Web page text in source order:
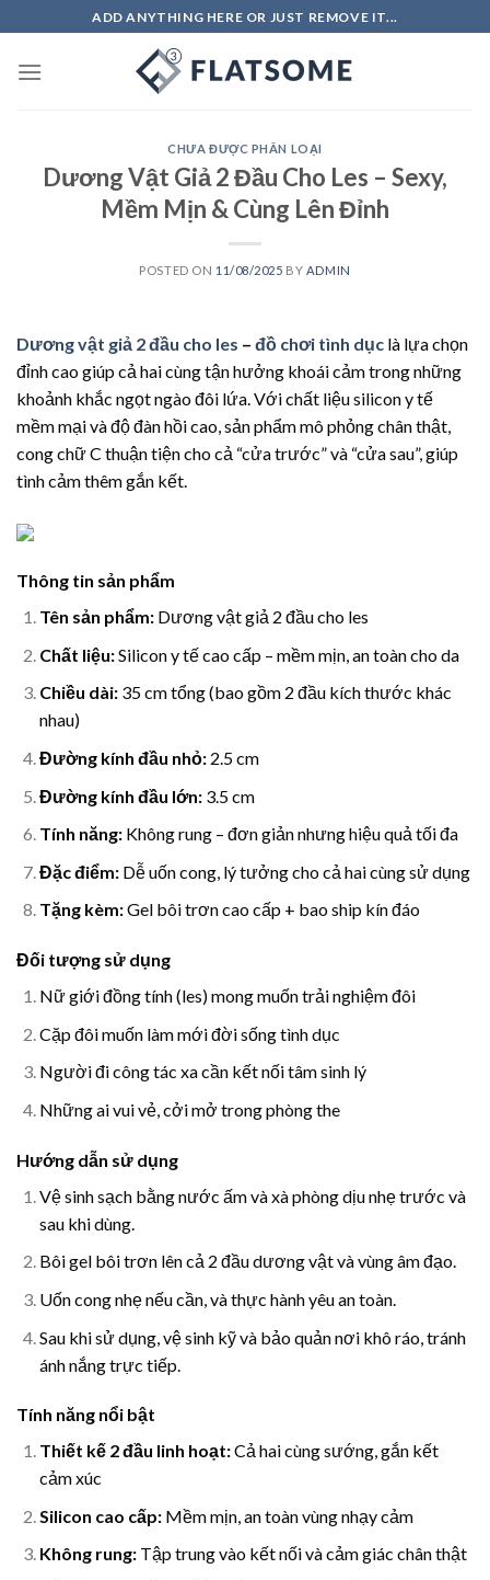
to
content
ADD ANYTHING HERE OR JUST REMOVE IT...
CHƯA ĐƯỢC PHÂN LOẠI
Dương Vật Giả 2 Đầu Cho Les – Sexy,
Mềm Mịn & Cùng Lên Đỉnh
POSTED ON 11/08/2025 BY ADMIN
Dương vật giả 2 đầu cho les – đồ chơi tình dục là lựa chọn
đỉnh cao giúp cả hai cùng tận hưởng khoái cảm trong những
khoảnh khắc ngọt ngào đôi lứa. Với chất liệu silicon y tế
mềm mại và độ đàn hồi cao, sản phẩm mô phỏng chân thật,
cong chữ C thuận tiện cho cả “cửa trước” và “cửa sau”, giúp
tình cảm thêm gắn kết.
Thông tin sản phẩm
Tên sản phẩm:Dương vật giả 2 đầu cho les
Chất liệu:Silicon y tế cao cấp – mềm mịn, an toàn cho da
Chiều dài:35 cm tổng (bao gồm 2 đầu kích thước khác
nhau)
Đường kính đầu nhỏ:2.5 cm
Đường kính đầu lớn:3.5 cm
Tính năng:Không rung – đơn giản nhưng hiệu quả tối đa
Đặc điểm:Dễ uốn cong, lý tưởng cho cả hai cùng sử dụng
Tặng kèm:Gel bôi trơn cao cấp + bao ship kín đáo
Đối tượng sử dụng
Nữ giới đồng tính (les) mong muốn trải nghiệm đôi
Cặp đôi muốn làm mới đời sống tình dục
Người đi công tác xa cần kết nối tâm sinh lý
Những ai vui vẻ, cởi mở trong phòng the
Hướng dẫn sử dụng
Vệ sinh sạch bằng nước ấm và xà phòng dịu nhẹ trước và
sau khi dùng.
Bôi gel bôi trơn lên cả 2 đầu dương vật và vùng âm đạo.
Uốn cong nhẹ nếu cần, và thực hành yêu an toàn.
Sau khi sử dụng, vệ sinh kỹ và bảo quản nơi khô ráo, tránh
ánh nắng trực tiếp.
Tính năng nổi bật
Thiết kế 2 đầu linh hoạt:Cả hai cùng sướng, gắn kết
cảm xúc
Silicon cao cấp:Mềm mịn, an toàn vùng nhạy cảm
Không rung:Tập trung vào kết nối và cảm giác chân thật